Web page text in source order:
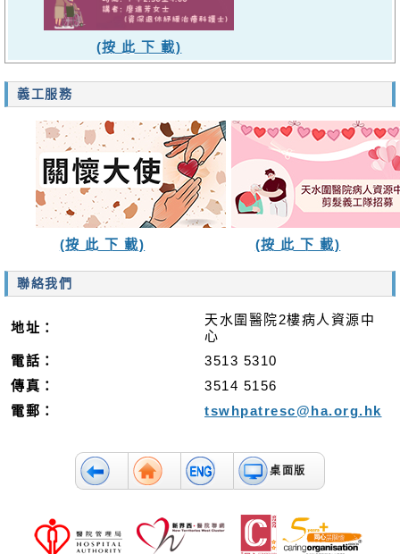
(按 此 下 載)
義工服務
(按 此 下 載) (按 此 下 載)
聯絡我們
地址：
天水圍醫院2樓病人資源中
心
電話：
3513 5310
傳真：
3514 5156
電郵：
tswhpatresc@ha.org.hk
桌面版